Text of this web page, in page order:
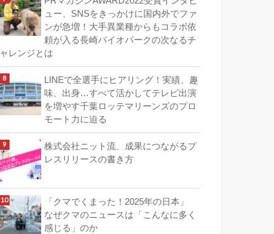
ュー、SNSをきっかけに国内外でファ
ンが急増！大手異業種からもコラボ依
頼が入る長崎バイオパークの次なるチ
ャレンジとは
LINEで全選手にヒアリング！実績、趣
味、出身…すべて活かしてテレビ出演
を増やす千葉ロッテマリーンズのプロ
モート力に迫る
株式会社ニット流、成果につながるプ
レスリリースの書き方
「クマでくまった！2025年の日本」
なぜクマのニュースは「こんなに多く
感じる」のか